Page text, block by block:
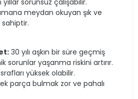
sorunsuz çalışabilir.
meydan okuyan şık ve
30 yılı aşkın bir süre geçmiş
sorunlar yaşanma riskini artırır.
yüksek olabilir.
parça bulmak zor ve pahalı